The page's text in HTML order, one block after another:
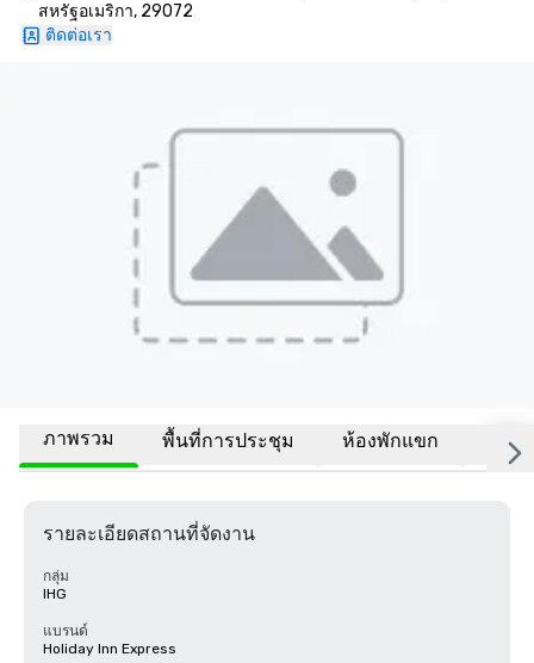
สหรัฐอเมริกา, 29072
ติดต่อเรา
ภาพรวม พื้นที่การประชุม ห้องพักแขก สถา
รายละเอียดสถานที่จัดงาน
กลุ่ม
IHG
แบรนด์
Holiday Inn Express